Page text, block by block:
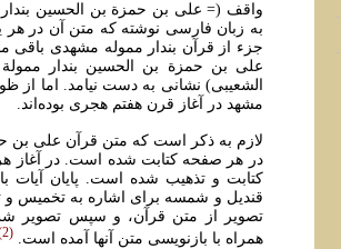
واقف (= علی بن حمزة بن الحسین
به زبان فارسی نوشته که متن آن در هر
جزء از قرآن بندار مموله مشهدی باقی
علی بن حمزة بن الحسین بندار
الشعیبی) نشانی به دست نیامد. اما از
مشهد در آغاز قرن هفتم هجری بوده‌اند.
لازم به ذکر است که متن قرآن علی بن
در هر صفحه کتابت شده است. در آغاز
کتابت و تذهیب شده است. پایان
قندیل و شمسه برای اشاره به تخمیس
تصویر از متن قرآن، و سپس تصویر
همراه با بازنویسی متن آنها آمده است. 2